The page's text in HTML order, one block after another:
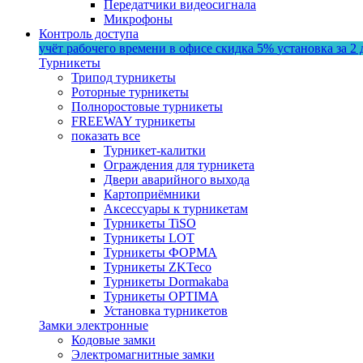
Передатчики видеосигнала
Микрофоны
Контроль доступа
учёт рабочего времени в офисе скидка 5% установка за 2
Турникеты
Трипод турникеты
Роторные турникеты
Полноростовые турникеты
FREEWAY турникеты
показать все
Турникет-калитки
Ограждения для турникета
Двери аварийного выхода
Картоприёмники
Аксессуары к турникетам
Турникеты TiSO
Турникеты LOT
Турникеты ФОРМА
Турникеты ZKTeco
Турникеты Dormakaba
Турникеты OPTIMA
Установка турникетов
Замки электронные
Кодовые замки
Электромагнитные замки